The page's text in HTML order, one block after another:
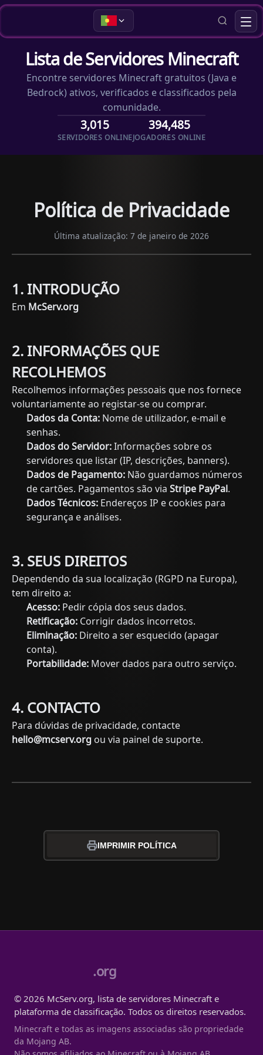
Lista de Servidores Minecraft
Encontre servidores Minecraft gratuitos (Java e
Bedrock) ativos, verificados e classificados pela
comunidade.
3,015
SERVIDORES ONLINE
394,485
JOGADORES ONLINE
Política de Privacidade
Última atualização: 7 de janeiro de 2026
1. INTRODUÇÃO
Em McServ.org
2. INFORMAÇÕES QUE
RECOLHEMOS
Recolhemos informações pessoais que nos fornece
voluntariamente ao registar-se ou comprar.
Dados da Conta: Nome de utilizador, e-mail e
senhas.
Dados do Servidor:Informações sobre os
servidores que listar (IP, descrições, banners).
Dados de Pagamento: Não guardamos números
de cartões. Pagamentos são via Stripe PayPal.
Dados Técnicos: Endereços IP e cookies para
segurança e análises.
3. SEUS DIREITOS
Dependendo da sua localização (RGPD na Europa),
tem direito a:
Acesso: Pedir cópia dos seus dados.
Retificação: Corrigir dados incorretos.
Eliminação: Direito a ser esquecido (apagar
conta).
Portabilidade: Mover dados para outro serviço.
4. CONTACTO
Para dúvidas de privacidade, contacte
hello@mcserv.org ou via painel de suporte.
IMPRIMIR POLÍTICA
.org
© 2026 McServ.org, lista de servidores Minecraft e
plataforma de classificação. Todos os direitos reservados.
Minecraft e todas as imagens associadas são propriedade
da Mojang AB.